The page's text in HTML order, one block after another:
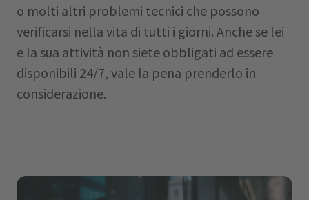
o molti altri problemi tecnici che possono
verificarsi nella vita di tutti i giorni. Anche se lei
e la sua attività non siete obbligati ad essere
disponibili 24/7, vale la pena prenderlo in
considerazione.